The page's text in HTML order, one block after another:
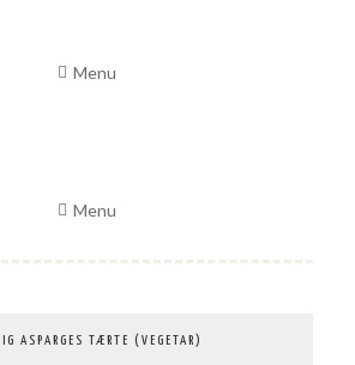
Menu
Menu
ASPARGES TÆRTE (VEGETAR)